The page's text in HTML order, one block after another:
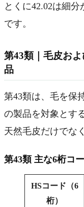
とくに42.02は細
です。
第43類｜毛皮お
品
第43類は、毛を保
の製品を対象とす
天然毛皮だけでな
第43類 主な6桁コ
HSコード（6
桁）